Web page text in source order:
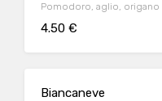
Pomodoro, aglio, origano
4.50 €
Biancaneve